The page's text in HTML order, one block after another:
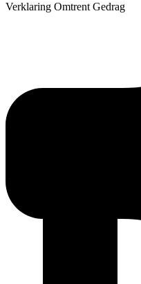
Verklaring Omtrent Gedrag